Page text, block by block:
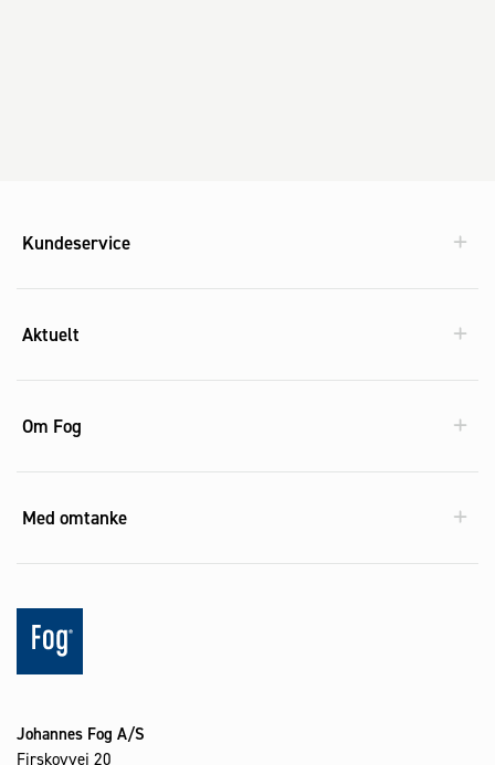
Kundeservice
Aktuelt
Om Fog
Med omtanke
Johannes Fog A/S
Firskovvej 20